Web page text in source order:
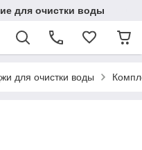
для очистки воды
для очистки воды